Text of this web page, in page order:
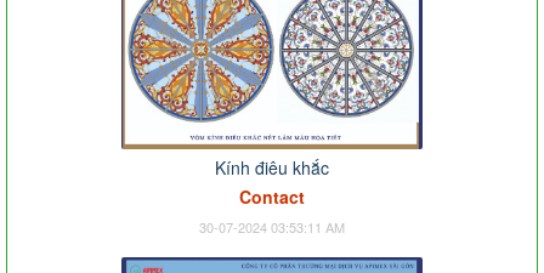
Kính điêu khắc
Contact
30-07-2024 03:53:11 AM